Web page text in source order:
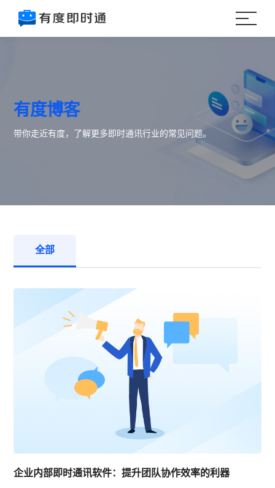
有度博客
带你走近有度，了解更多即时通讯行业的常见问题。
全部
企业内部即时通讯软件：提升团队协作效率的利器